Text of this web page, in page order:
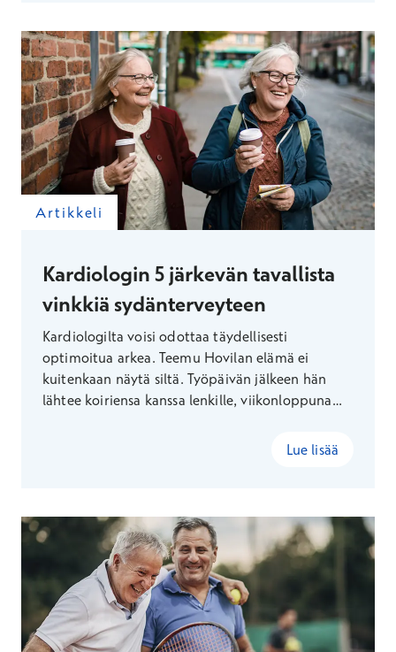
Artikkeli
Kardiologin 5 järkevän tavallista
vinkkiä sydänterveyteen
Kardiologilta voisi odottaa täydellisesti
optimoitua arkea. Teemu Hovilan elämä ei
kuitenkaan näytä siltä. Työpäivän jälkeen hän
lähtee koiriensa kanssa lenkille, viikonloppuna
tarttuu mukaan irtokarkkeja. Hovilan mukaan
Lue lisää